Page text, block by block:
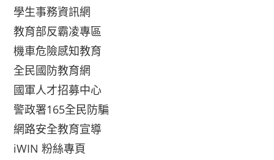
學生事務資訊網
教育部反霸凌專區
機車危險感知教育
全民國防教育網
國軍人才招募中心
警政署165全民防騙
網路安全教育宣導
iWIN 粉絲專頁